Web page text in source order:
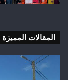
المقالات المميزة
وفاة
شخص